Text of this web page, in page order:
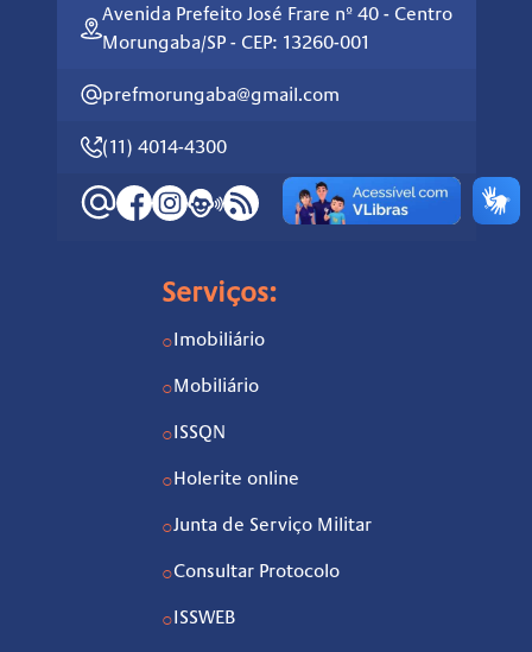
Avenida Prefeito José Frare nº 40 - Centro
Morungaba/SP - CEP: 13260-001
prefmorungaba@gmail.com
(11) 4014-4300
Serviços:
○Imobiliário
○Mobiliário
○ISSQN
○Holerite online
○Junta de Serviço Militar
○Consultar Protocolo
○ISSWEB